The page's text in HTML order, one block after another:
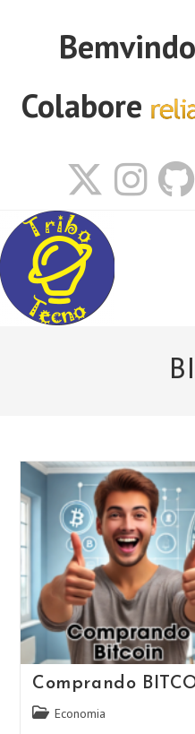
Bemvindo
Colabore
Comprando
Categoria
Economia